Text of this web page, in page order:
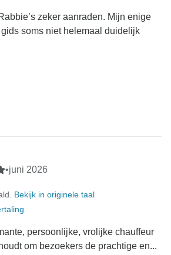
zeker aanraden. Mijn enige
soms niet helemaal duidelijk
•juni 2026
Bekijk in originele taal
persoonlijke, vrolijke chauffeur
om bezoekers de prachtige en...